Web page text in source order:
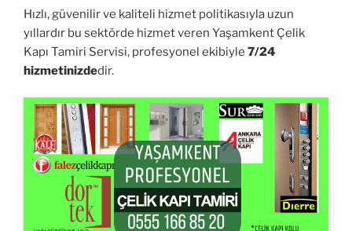
Hızlı, güvenilir ve kaliteli hizmet politikasıyla uzun
yıllardır bu sektörde hizmet veren Yaşamkent Çelik
Kapı Tamiri Servisi, profesyonel ekibiyle 7/24
hizmetinizdedir.